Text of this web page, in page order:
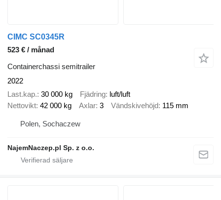
CIMC SC0345R
523 € / månad
Containerchassi semitrailer
2022
Last.kap. 30 000 kg Fjädring luft/luft
Nettovikt 42 000 kg Axlar 3 Vändskivehöjd 115 mm
Polen, Sochaczew
NajemNaczep.pl Sp. z o.o.